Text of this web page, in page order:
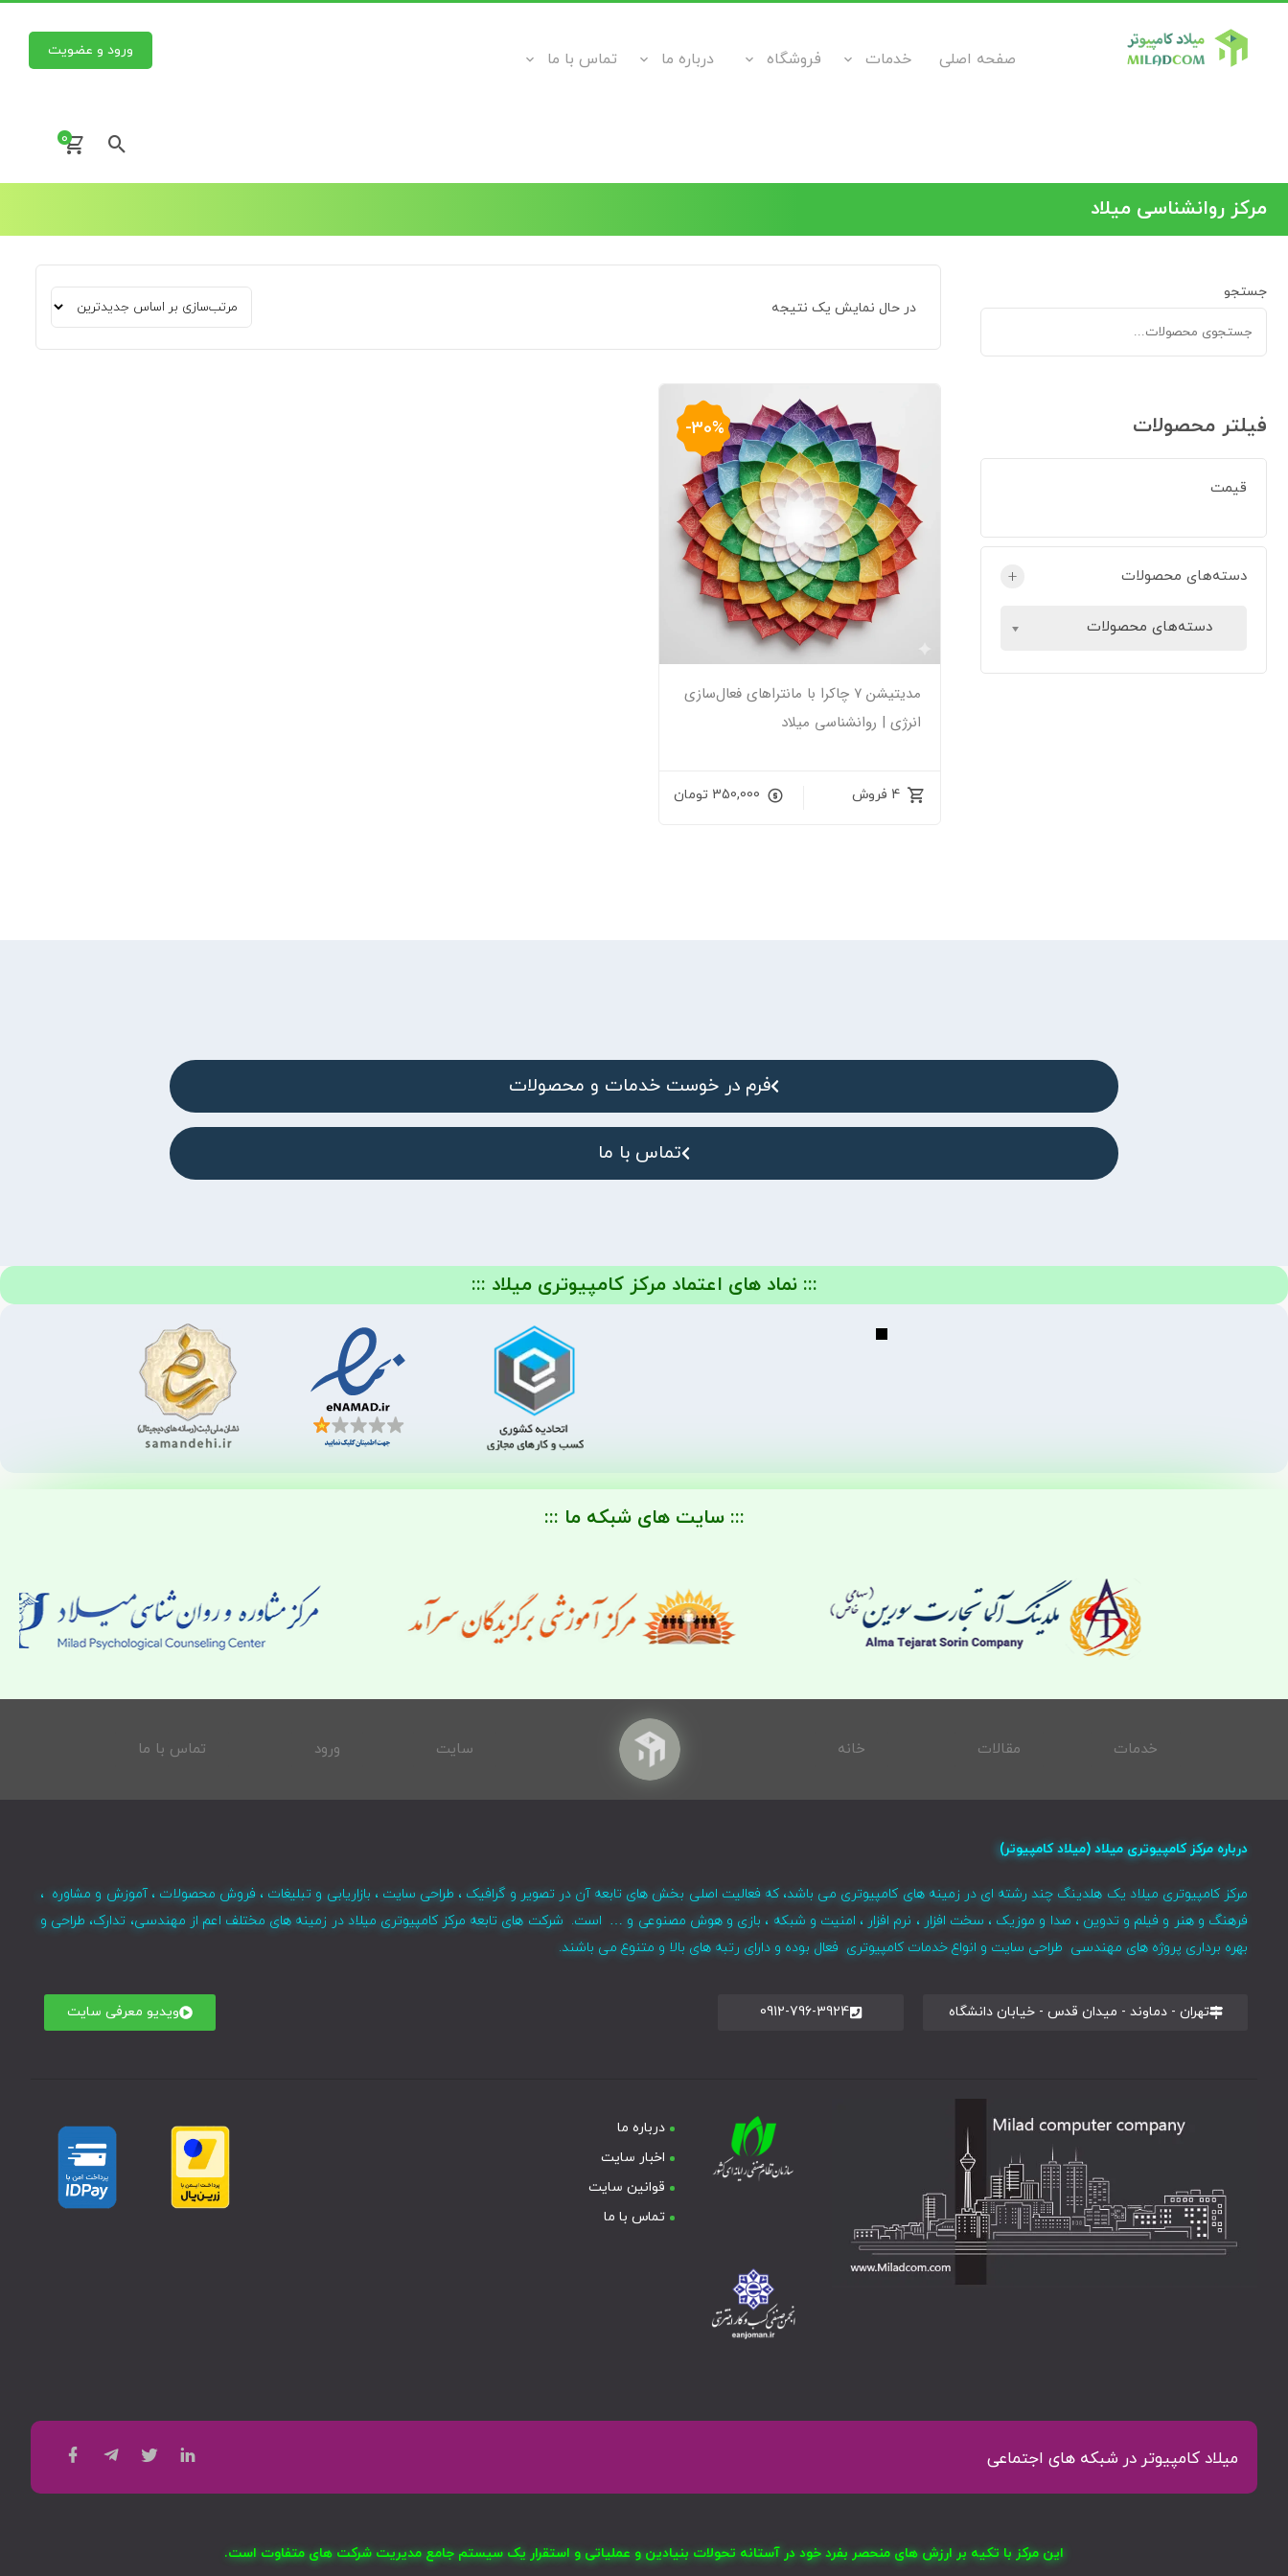
صفحه اصلی خدمات فروشگاه درباره ما تماس با ما ورود و عضویت
0
مرکز روانشناسی میلاد
در حال نمایش یک نتیجه
-30%
مدیتیشن ۷ چاکرا با مانتراهای فعال‌سازی
انرژی | روانشناسی میلاد
4 فروش 350,000 تومان
جستجو
فیلتر محصولات
قیمت
دسته‌های محصولات +
دسته‌های محصولات
فرم در خوست خدمات و محصولات
تماس با ما
::: نماد های اعتماد مرکز کامپیوتری میلاد :::
::: سایت های شبکه ما :::
خدمات مقالات خانه سایت ورود تماس با ما
درباره مرکز کامپیوتری میلاد (میلاد کامپیوتر)
مرکز کامپیوتری میلاد یک هلدینگ چند رشته ای در زمینه های کامپیوتری می باشد، که فعالیت اصلی بخش های تابعه آن در تصویر و گرافیک ، طراحی سایت ، بازاریابی و تبلیغات ، فروش محصولات ، آموزش و مشاوره ،
فرهنگ و هنر و فیلم و تدوین ، صدا و موزیک ، سخت افزار ، نرم افزار ، امنیت و شبکه ، بازی و هوش مصنوعی و … است. شرکت های تابعه مرکز کامپیوتری میلاد در زمینه های مختلف اعم از مهندسی، تدارک، طراحی و
بهره برداری پروژه های مهندسی طراحی سایت و انواع خدمات کامپیوتری فعال بوده و دارای رتبه های بالا و متنوع می باشند.
تهران - دماوند - میدان قدس - خیابان دانشگاه 0912-796-3924 ویدیو معرفی سایت
درباره ما
اخبار سایت
قوانین سایت
تماس با ما
میلاد کامپیوتر در شبکه های اجتماعی
این مرکز با تکیه بر ارزش های منحصر بفرد خود در آستانه تحولات بنیادین و عملیاتی و استقرار یک سیستم جامع مدیریت شرکت های متفاوت است.